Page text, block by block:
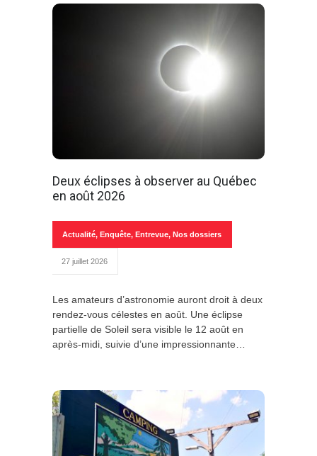
Deux éclipses à observer au Québec
en août 2026
Actualité, Enquête, Entrevue, Nos dossiers
27 juillet 2026
Les amateurs d’astronomie auront droit à deux
rendez-vous célestes en août. Une éclipse
partielle de Soleil sera visible le 12 août en
après-midi, suivie d’une impressionnante…